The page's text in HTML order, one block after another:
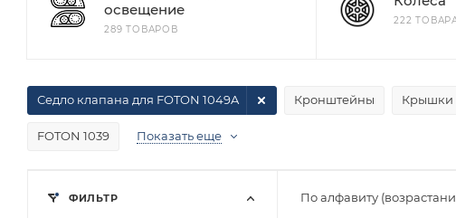
освещение
289 ТОВАРОВ
222
Кронштейны Крышки
FOTON 1039
Седло клапана для FOTON 1049A
Показать еще
По алфавиту
ФИЛЬТР